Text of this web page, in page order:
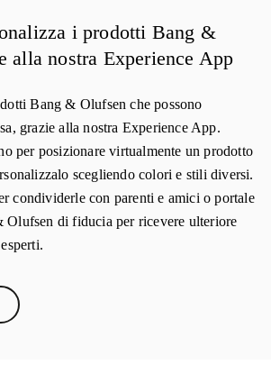
i prodotti Bang &
alla nostra Experience App
Bang & Olufsen che possono
grazie alla nostra Experience App.
per posizionare virtualmente un prodotto
scegliendo colori e stili diversi.
condividerle con parenti e amici o portale
Olufsen di fiducia per ricevere ulteriore
in New Tab